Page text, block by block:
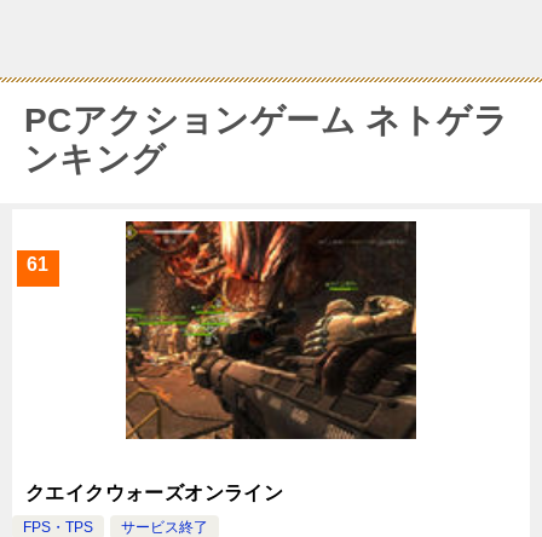
PCアクションゲーム ネトゲラ
ンキング
61
クエイクウォーズオンライン
FPS・TPS サービス終了